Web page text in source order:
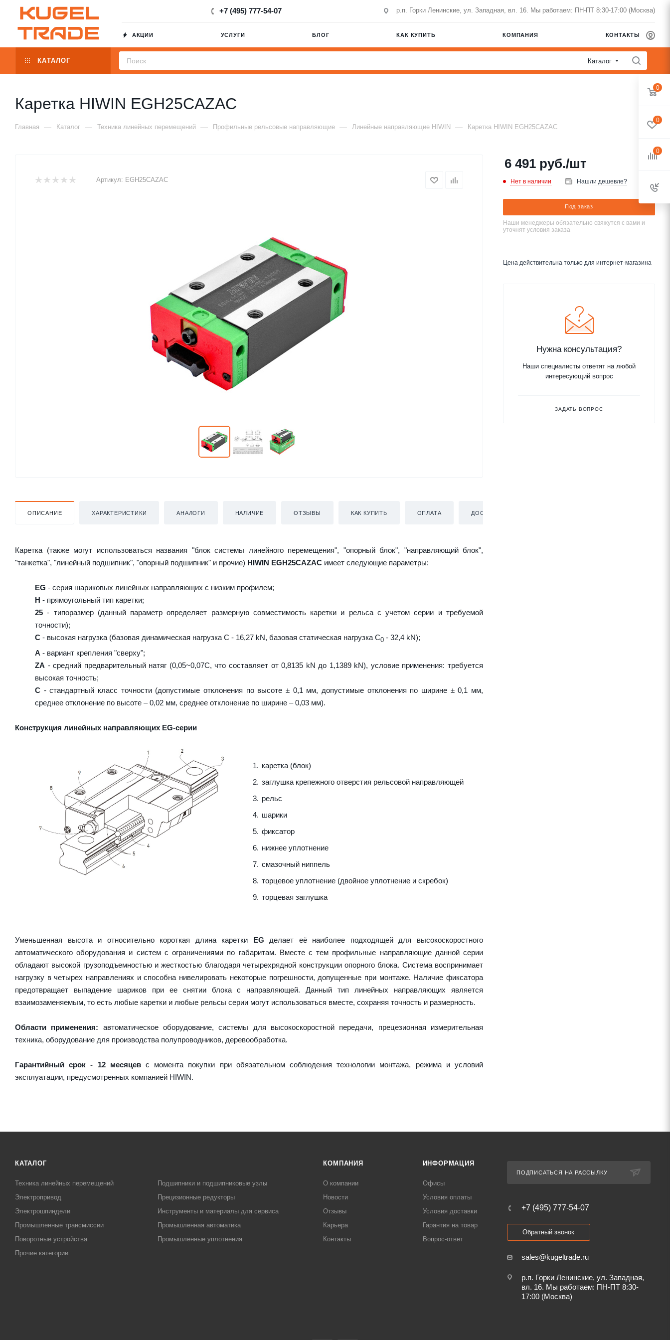
+7 (495) 777-54-07 р.п. Горки Ленинские, ул. Западная, вл. 16. Мы работаем: ПН-ПТ 8:30-17:00 (Москва)
АКЦИИ УСЛУГИ БЛОГ КАК КУПИТЬ КОМПАНИЯ КОНТАКТЫ
КАТАЛОГ Каталог
Каретка HIWIN EGH25CAZAC
Главная — Каталог — Техника линейных перемещений — Профильные рельсовые направляющие — Линейные направляющие HIWIN — Каретка HIWIN EGH25CAZAC
Артикул: EGH25CAZAC
ОПИСАНИЕ ХАРАКТЕРИСТИКИ АНАЛОГИ НАЛИЧИЕ ОТЗЫВЫ КАК КУПИТЬ ОПЛАТА ДОСТАВКА
Каретка (также могут использоваться названия "блок системы линейного перемещения", "опорный блок", "направляющий блок",
"танкетка", "линейный подшипник", "опорный подшипник" и прочие) HIWIN EGH25CAZAC имеет следующие параметры:
EG - серия шариковых линейных направляющих с низким профилем;
H - прямоугольный тип каретки;
25 - типоразмер (данный параметр определяет размерную совместимость каретки и рельса с учетом серии и требуемой
точности);
C - высокая нагрузка (базовая динамическая нагрузка C - 16,27 kN, базовая статическая нагрузка С0 - 32,4 kN);
A - вариант крепления "сверху";
ZA - средний предварительный натяг (0,05~0,07C, что составляет от 0,8135 kN до 1,1389 kN), условие применения: требуется
высокая точность;
C - стандартный класс точности (допустимые отклонения по высоте ± 0,1 мм, допустимые отклонения по ширине ± 0,1 мм,
среднее отклонение по высоте – 0,02 мм, среднее отклонение по ширине – 0,03 мм).
Конструкция линейных направляющих EG-серии
каретка (блок)
заглушка крепежного отверстия рельсовой направляющей
рельс
шарики
фиксатор
нижнее уплотнение
смазочный ниппель
торцевое уплотнение (двойное уплотнение и скребок)
торцевая заглушка
Уменьшенная высота и относительно короткая длина каретки EG делает её наиболее подходящей для высокоскоростного
автоматического оборудования и систем с ограничениями по габаритам. Вместе с тем профильные направляющие данной серии
обладают высокой грузоподъемностью и жесткостью благодаря четырехрядной конструкции опорного блока. Система воспринимает
нагрузку в четырех направлениях и способна нивелировать некоторые погрешности, допущенные при монтаже. Наличие фиксатора
предотвращает выпадение шариков при ее снятии блока с направляющей. Данный тип линейных направляющих является
взаимозаменяемым, то есть любые каретки и любые рельсы серии могут использоваться вместе, сохраняя точность и размерность.
Области применения: автоматическое оборудование, системы для высокоскоростной передачи, прецезионная измерительная
техника, оборудование для производства полупроводников, деревообработка.
Гарантийный срок - 12 месяцевс момента покупки при обязательном соблюдения технологии монтажа, режима и условий
эксплуатации, предусмотренных компанией HIWIN.
6 491 руб./шт
Нет в наличии Нашли дешевле?
Под заказ
Наши менеджеры обязательно свяжутся с вами и
уточнят условия заказа
Цена действительна только для интернет-магазина
Нужна консультация?
Наши специалисты ответят на любой
интересующий вопрос
ЗАДАТЬ ВОПРОС
КАТАЛОГ
Техника линейных перемещений
Подшипники и подшипниковые узлы
Электропривод
Прецизионные редукторы
Электрошпиндели
Инструменты и материалы для сервиса
Промышленные трансмиссии
Промышленная автоматика
Поворотные устройства
Промышленные уплотнения
Прочие категории
КОМПАНИЯ
О компании
Новости
Отзывы
Карьера
Контакты
ИНФОРМАЦИЯ
Офисы
Условия оплаты
Условия доставки
Гарантия на товар
Вопрос-ответ
ПОДПИСАТЬСЯ НА РАССЫЛКУ
+7 (495) 777-54-07
Обратный звонок
sales@kugeltrade.ru
р.п. Горки Ленинские, ул. Западная,
вл. 16. Мы работаем: ПН-ПТ 8:30-
17:00 (Москва)
0
0
0